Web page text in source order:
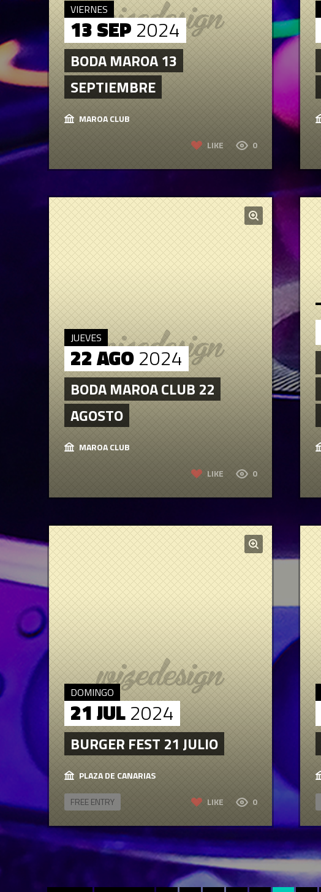
13 SEP 2024
VIERNES
BODA MAROA 13
SEPTIEMBRE
MAROA CLUB
LIKE 0
22 AGO2024
JUEVES
BODA MAROA CLUB 22
AGOSTO
MAROA CLUB
LIKE 0
21 JUL2024
DOMINGO
BURGER FEST 21 JULIO
PLAZA DE CANARIAS
FREE ENTRY LIKE 0